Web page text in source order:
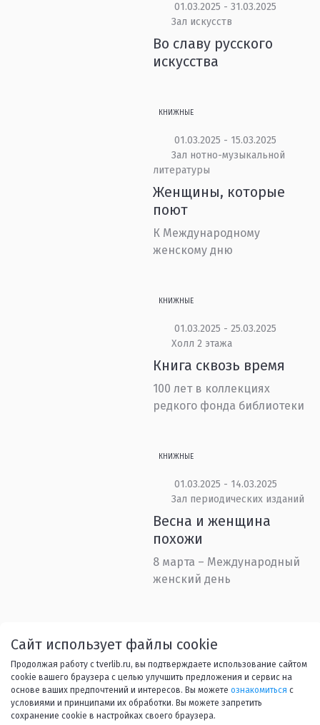
01.03.2025 - 31.03.2025
Зал искусств
Во славу русского
искусства
КНИЖНЫЕ
01.03.2025 - 15.03.2025
Зал нотно-музыкальной
литературы
Женщины, которые
поют
К Международному
женскому дню
КНИЖНЫЕ
01.03.2025 - 25.03.2025
Холл 2 этажа
Книга сквозь время
100 лет в коллекциях
редкого фонда библиотеки
КНИЖНЫЕ
01.03.2025 - 14.03.2025
Зал периодических изданий
Весна и женщина
похожи
8 марта – Международный
женский день
Назад ... 10
12 13 ... 53 Вперед
Сайт использует файлы cookie
Продолжая работу с tverlib.ru, вы подтверждаете использование сайтом
cookie вашего браузера с целью улучшить предложения и сервис на
основе ваших предпочтений и интересов. Вы можете ознакомиться с
условиями и принципами их обработки. Вы можете запретить
сохранение cookie в настройках своего браузера.